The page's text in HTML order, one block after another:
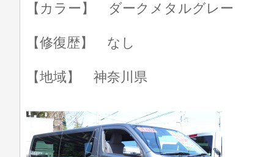
【カラー】 ダークメタルグレー
【修復歴】 なし
【地域】 神奈川県